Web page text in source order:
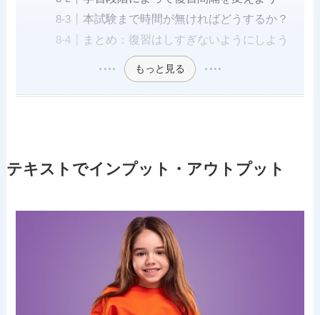
本試験まで時間が無ければどうするか？
まとめ：復習はしすぎないようにしよう
もっと見る
テキストでインプット・アウトプット